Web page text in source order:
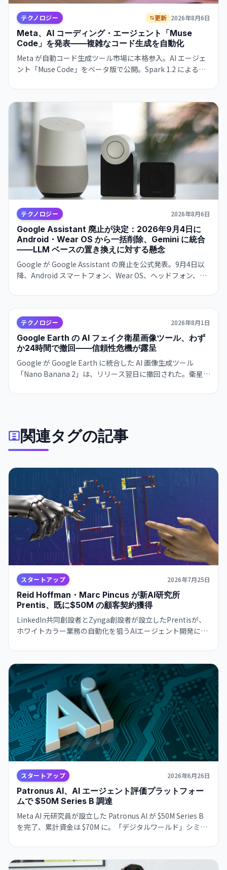
テクノロジー 更新 2026年8月6日
Meta、AI コーディング・エージェント「Muse
Code」を発表——複雑なコード生成を自動化
Meta が自動コード生成ツール市場に本格参入。AI エージェ
ント「Muse Code」をベータ版で公開。Spark 1.2 による複
現。Meta Superintelligence Labs への数十億ドル投資が本
格化。
テクノロジー 2026年8月6日
Google Assistant 廃止が決定：2026年9月4日に
Android・Wear OS から一括削除、Gemini に統合
——LLM ベースの置き換えに対する懸念
Google が Google Assistant の廃止を公式発表。9月4日以
降、Android スマートフォン、Wear OS、ヘッドフォン、
ぐが、確率ベースの LLM への移行に対する信頼性の懸念が
浮上。
テクノロジー 2026年8月1日
Google Earth の AI フェイク衛星画像ツール、わず
か24時間で撤回——信頼性危機が露呈
Google が Google Earth に統合した AI 画像生成ツール
「Nano Banana 2」は、リリース翌日に撤回された。衛星画
置の実装まで機能を停止。AI 時代における「真実の証拠」の
関連タグの記事
スタートアップ 2026年7月25日
Reid Hoffman・Marc Pincus が新AI研究所
Prentis、既に$50M の顧客契約獲得
LinkedIn共同創設者とZynga創設者が設立したPrentisが、
ホワイトカラー業務の自動化を狙うAIエージェント開発に注
既に数か月で大手顧客との契約を締結。
スタートアップ 2026年6月26日
Patronus AI、AI エージェント評価プラットフォー
ムで $50M Series B 調達
Meta AI 元研究員が設立した Patronus AI が $50M Series B
を完了、累計資金は $70M に。「デジタルワールド」シミュ
トフォームの需要が旺盛だ。